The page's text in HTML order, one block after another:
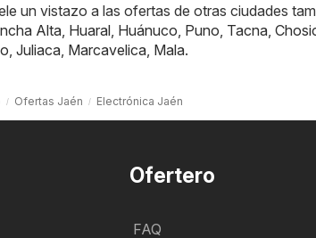
un vistazo a las ofertas de otras ciudades
Alta Huaral Huánuco Puno Tacna
Juliaca Marcavelica Mala.
Ofertas Jaén Electrónica Jaén
Ofertero
FAQ